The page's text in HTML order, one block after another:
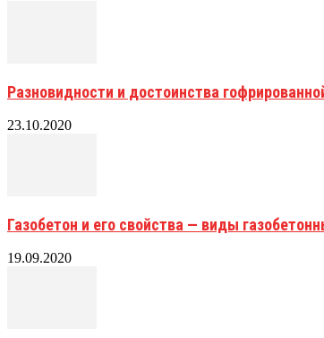
Разновидности и достоинства
23.10.2020
Газобетон и его свойства — виды
19.09.2020